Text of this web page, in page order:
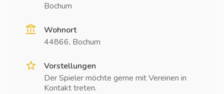
Bochum
Wohnort
44866, Bochum
Vorstellungen
Der Spieler möchte gerne mit Vereinen in
Kontakt treten.